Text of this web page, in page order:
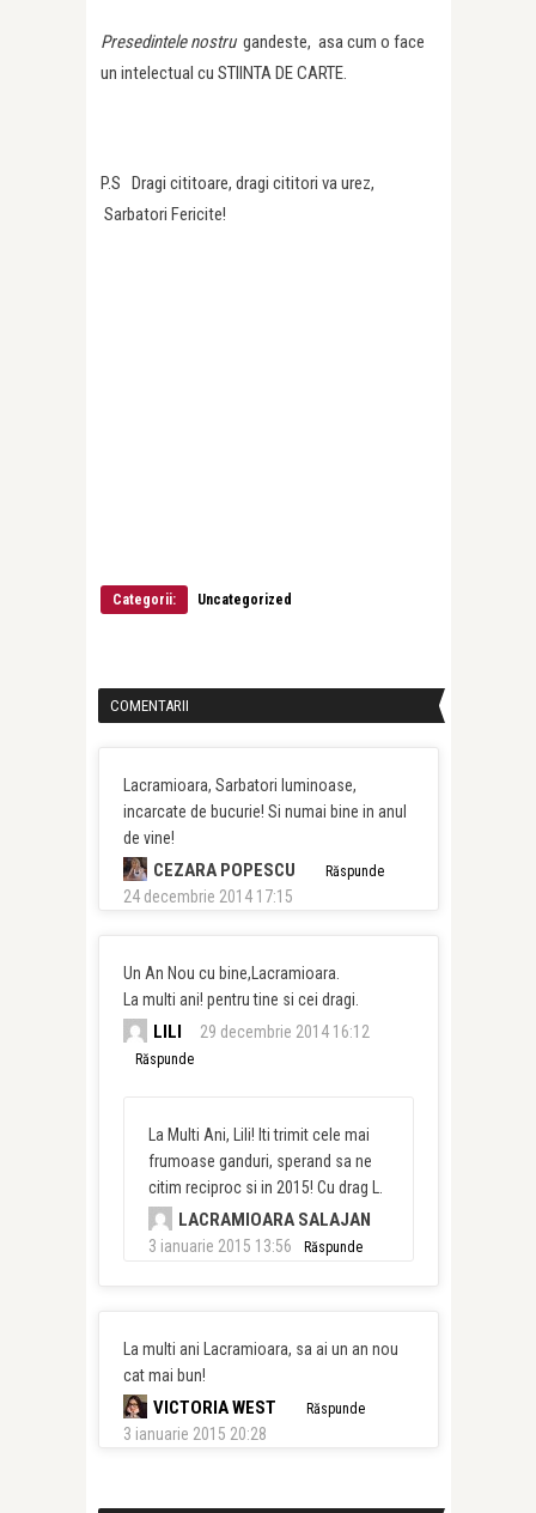
Presedintele nostru gandeste, asa cum o face
un intelectual cu STIINTA DE CARTE.
P.S Dragi cititoare, dragi cititori va urez,
Sarbatori Fericite!
Categorii: Uncategorized
COMENTARII
Lacramioara, Sarbatori luminoase,
incarcate de bucurie! Si numai bine in anul
de vine!
CEZARA POPESCU
24 decembrie 2014 17:15
Răspunde
Un An Nou cu bine,Lacramioara.
La multi ani! pentru tine si cei dragi.
LILI 29 decembrie 2014 16:12
Răspunde
La Multi Ani, Lili! Iti trimit cele mai
frumoase ganduri, sperand sa ne
citim reciproc si in 2015! Cu drag L.
LACRAMIOARA SALAJAN
3 ianuarie 2015 13:56 Răspunde
La multi ani Lacramioara, sa ai un an nou
cat mai bun!
VICTORIA WEST
3 ianuarie 2015 20:28
Răspunde